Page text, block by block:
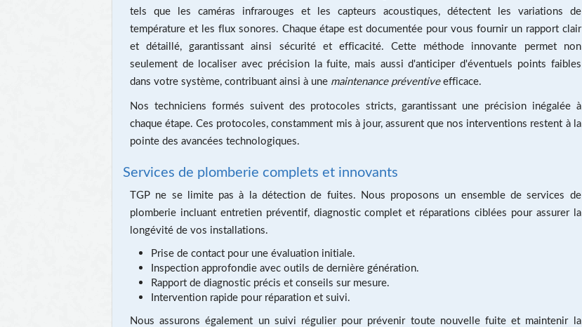
tels que les caméras infrarouges et les capteurs acoustiques, détectent les variations de
température et les flux sonores. Chaque étape est documentée pour vous fournir un rapport clair
et détaillé, garantissant ainsi sécurité et efficacité. Cette méthode innovante permet non
seulement de localiser avec précision la fuite, mais aussi d'anticiper d'éventuels points faibles
dans votre système, contribuant ainsi à une maintenance préventiveefficace.
Nos techniciens formés suivent des protocoles stricts, garantissant une précision inégalée à
chaque étape. Ces protocoles, constamment mis à jour, assurent que nos interventions restent à la
pointe des avancées technologiques.
Services de plomberie complets et innovants
TGP ne se limite pas à la détection de fuites. Nous proposons un ensemble de services de
plomberie incluant entretien préventif, diagnostic complet et réparations ciblées pour assurer la
longévité de vos installations.
Prise de contact pour une évaluation initiale.
Inspection approfondie avec outils de dernière génération.
Rapport de diagnostic précis et conseils sur mesure.
Intervention rapide pour réparation et suivi.
Nous assurons également un suivi régulier pour prévenir toute nouvelle fuite et maintenir la